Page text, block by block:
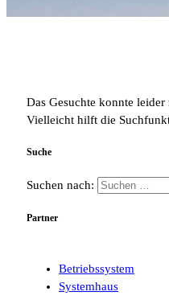
Das Gesuchte konnte
Vielleicht hilft die
Suche
Suchen nach:
Partner
Betriebssystem
Systemhaus